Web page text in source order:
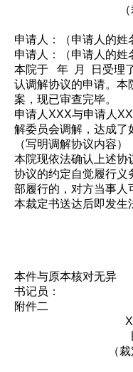
申请人：（申请人的姓
申请人：（申请人的姓
本院于 年 月 日受理
认调解协议的申请。本
案，现已审查完毕。
申请人XXX与申请人
解委员会调解，达成了
（写明调解协议内容）
本院现依法确认上述协
协议的约定自觉履行义
部履行的，对方当事人
本裁定书送达后即发生
本件与原本核
书记员：
附件二
（